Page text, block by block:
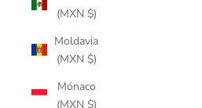
(MXN $)
Moldavia
(MXN $)
Mónaco
(MXN $)